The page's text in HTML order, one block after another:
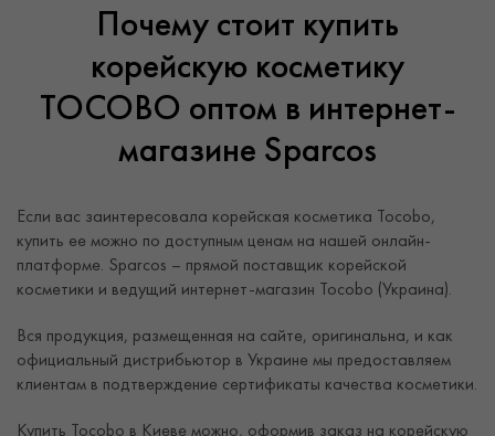
Почему стоит купить
корейскую косметику
TOCOBO оптом в интернет-
магазине Sparcos
Если вас заинтересовала корейская косметика Tocobo,
купить ее можно по доступным ценам на нашей онлайн-
платформе. Sparcos – прямой поставщик корейской
косметики и ведущий интернет-магазин Tocobo (Украина).
Вся продукция, размещенная на сайте, оригинальна, и как
официальный дистрибьютор в Украине мы предоставляем
клиентам в подтверждение сертификаты качества косметики.
Купить Tocobo в Киеве можно, оформив заказ на корейскую